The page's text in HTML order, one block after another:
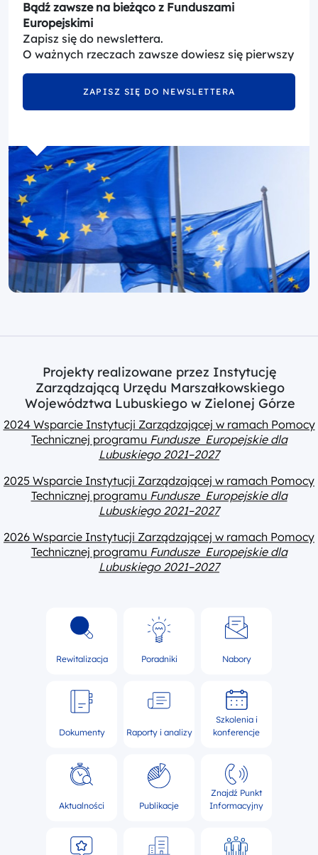
Bądź zawsze na bieżąco z Funduszami
Europejskimi
Zapisz się do newslettera.
O ważnych rzeczach zawsze dowiesz się pierwszy
ZAPISZ SIĘ DO NEWSLETTERA
Projekty realizowane przez Instytucję
Zarządzającą Urzędu Marszałkowskiego
Województwa Lubuskiego w Zielonej Górze
2024 Wsparcie Instytucji Zarządzającej w ramach Pomocy
Technicznej programu Fundusze Europejskie dla
Lubuskiego 2021–2027
2025 Wsparcie Instytucji Zarządzającej w ramach Pomocy
Technicznej programu Fundusze Europejskie dla
Lubuskiego 2021–2027
2026 Wsparcie Instytucji Zarządzającej w ramach Pomocy
Technicznej programu Fundusze Europejskie dla
Lubuskiego 2021–2027
Rewitalizacja Poradniki Nabory
Dokumenty Raporty i analizy
Szkolenia i
konferencje
Aktualności Publikacje
Znajdź Punkt
Informacyjny